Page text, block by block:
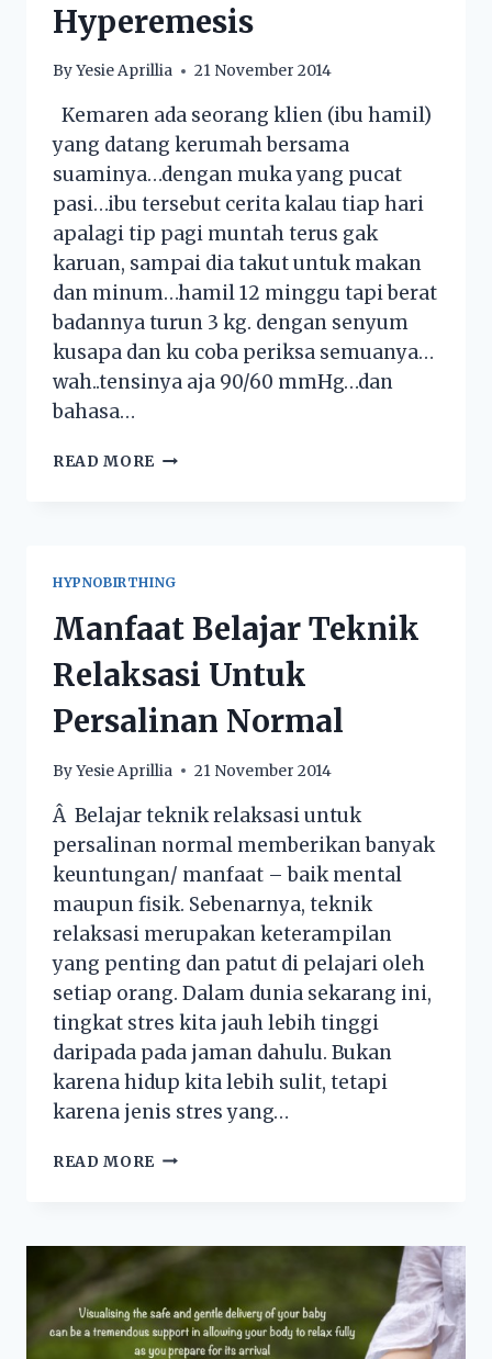
Hyperemesis
ByYesie Aprillia 21 November 2014
Kemaren ada seorang klien (ibu hamil)
yang datang kerumah bersama
suaminya…dengan muka yang pucat
pasi…ibu tersebut cerita kalau tiap hari
apalagi tip pagi muntah terus gak
karuan, sampai dia takut untuk makan
dan minum…hamil 12 minggu tapi berat
badannya turun 3 kg. dengan senyum
kusapa dan ku coba periksa semuanya…
wah..tensinya aja 90/60 mmHg…dan
bahasa…
READ MORE
HYPNOBIRTHING
Manfaat Belajar Teknik
Relaksasi Untuk
Persalinan Normal
ByYesie Aprillia 21 November 2014
Â Belajar teknik relaksasi untuk
persalinan normal memberikan banyak
keuntungan/ manfaat – baik mental
maupun fisik. Sebenarnya, teknik
relaksasi merupakan keterampilan
yang penting dan patut di pelajari oleh
setiap orang. Dalam dunia sekarang ini,
tingkat stres kita jauh lebih tinggi
daripada pada jaman dahulu. Bukan
karena hidup kita lebih sulit, tetapi
karena jenis stres yang…
READ MORE